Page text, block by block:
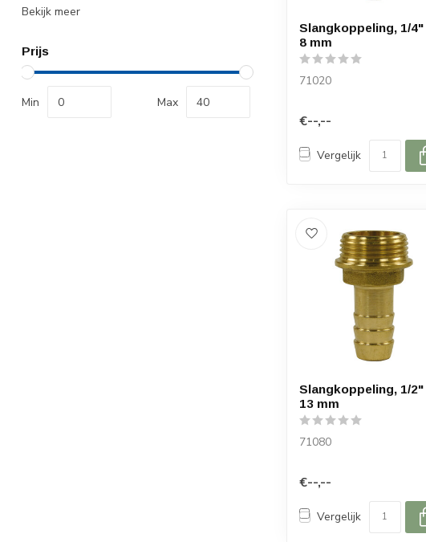
Bekijk meer
Prijs
Min Max
Slangkoppeling, 1/4"
8 mm
71020
€--,--
Vergelijk
Slangkoppeling, 1/2"
13 mm
71080
€--,--
Vergelijk